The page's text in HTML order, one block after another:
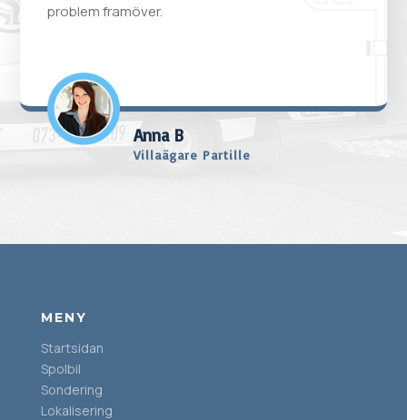
problem framöver.
Anna B
Villaägare Partille
MENY
Startsidan
Spolbil
Sondering
Lokalisering